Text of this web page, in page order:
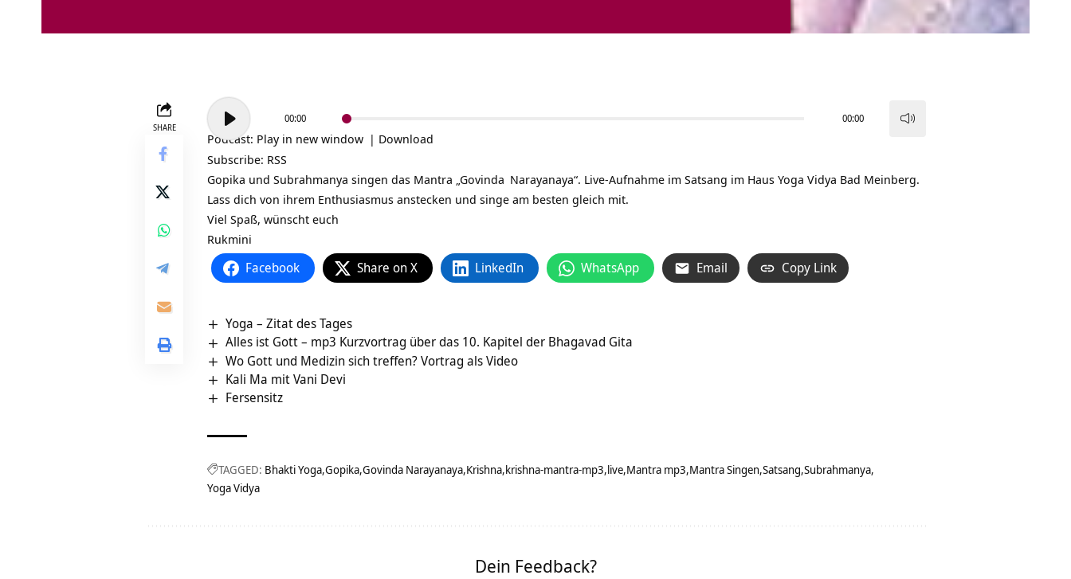
SHARE
Audio-
Player
00:00 00:00
Podcast: Play in new window | Download
Subscribe: RSS
Gopika und Subrahmanya singen das Mantra „Govinda Narayanaya“. Live-Aufnahme im Satsang im Haus Yoga Vidya Bad Meinberg.
Lass dich von ihrem Enthusiasmus anstecken und singe am besten gleich mit.
Viel Spaß, wünscht euch
Rukmini
Facebook Share on X LinkedIn WhatsApp Email Copy Link
Yoga – Zitat des Tages
Alles ist Gott – mp3 Kurzvortrag über das 10. Kapitel der Bhagavad Gita
Wo Gott und Medizin sich treffen? Vortrag als Video
Kali Ma mit Vani Devi
Fersensitz
TAGGED: Bhakti Yoga Gopika Govinda Narayanaya Krishna krishna-mantra-mp3 live Mantra mp3 Mantra Singen Satsang Subrahmanya
Yoga Vidya
Dein Feedback?